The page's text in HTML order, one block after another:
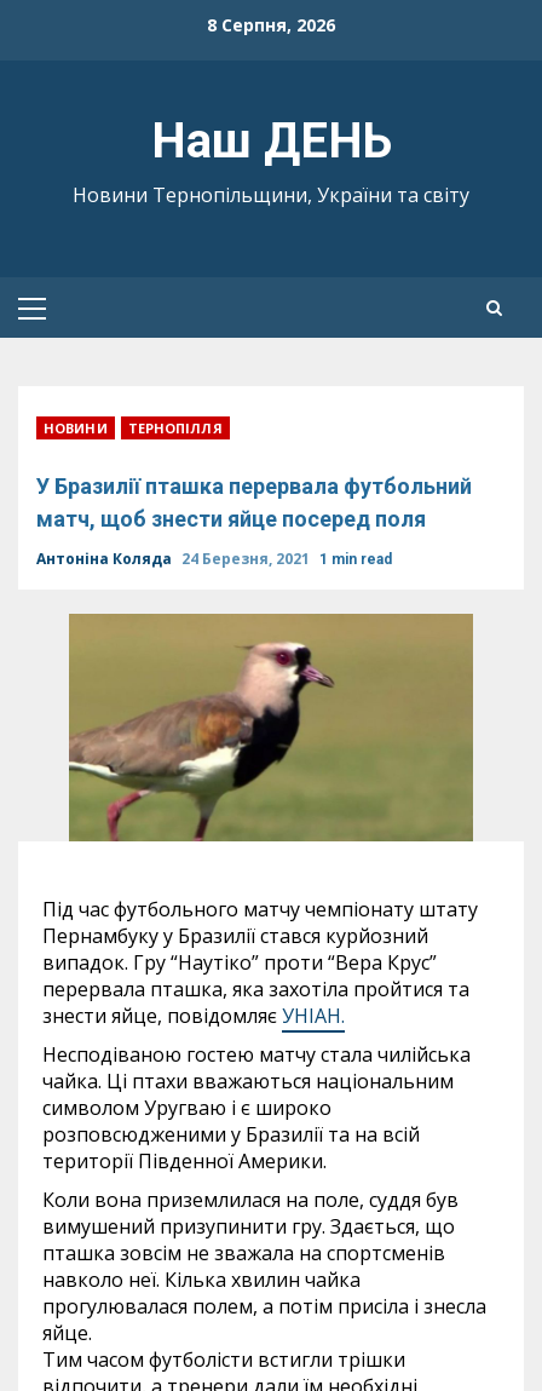
8 Серпня, 2026
Наш ДЕНЬ
Новини Тернопільщини, України та світу
Primary
НОВИНИ ТЕРНОПІЛЛЯ
У Бразилії пташка перервала футбольний
матч, щоб знести яйце посеред поля
Антоніна Коляда 24 Березня, 2021 1 min read
Під час футбольного матчу чемпіонату штату
Пернамбуку у Бразилії стався курйозний
випадок. Гру “Наутіко” проти “Вера Крус”
перервала пташка, яка захотіла пройтися та
знести яйце, повідомляєУНІАН.
Несподіваною гостею матчу стала чилійська
чайка. Ці птахи вважаються національним
символом Уругваю і є широко
розповсюдженими у Бразилії та на всій
території Південної Америки.
Коли вона приземлилася на поле, суддя був
вимушений призупинити гру. Здається, що
пташка зовсім не зважала на спортсменів
навколо неї. Кілька хвилин чайка
прогулювалася полем, а потім присіла і знесла
яйце.
Тим часом футболісти встигли трішки